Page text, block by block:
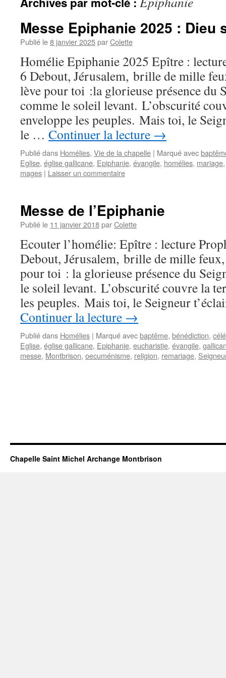
Messe Epiphanie 2025 : Dieu
Publié le8 janvier 2025parColette
Homélie Epiphanie 2025 Epître :
6 Debout, Jérusalem, brille de mille
lève pour toi :la glorieuse présence du
comme le soleil levant. L’obscurité
enveloppe les peuples. Mais toi, le
le … Continuer la lecture →
Publié dans Homélies, Vie de la chapelle | Marqué avec
Eglise, église gallicane, Epiphanie, évangile, homélies, mariage
mages | Laisser un commentaire
Messe de l’Epiphanie
Publié le 11 janvier 2018parColette
Ecouter l’homélie: Epître : lecture
Debout, Jérusalem, brille de mille
pour toi : la glorieuse présence du
le soleil levant. L’obscurité couvre la
les peuples. Mais toi, le Seigneur
Continuer la lecture →
Publié dans Homélies | Marqué avecbaptême, bénédiction,
Eglise, église gallicane, Epiphanie, eucharistie, évangile,
messe, Montbrison, oecuménisme, religion, remariage,
Chapelle Saint Michel Archange Montbrison